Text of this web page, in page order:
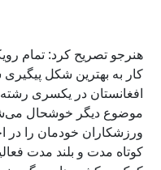
هنرجو تصریح کرد: تمام
کار به بهترین شکل پیگیری
افغانستان در یکسری رشته‌ها
موضوع دیگر خوشحال
ورزشکاران خودمان را در
کوتاه مدت و بلند مدت